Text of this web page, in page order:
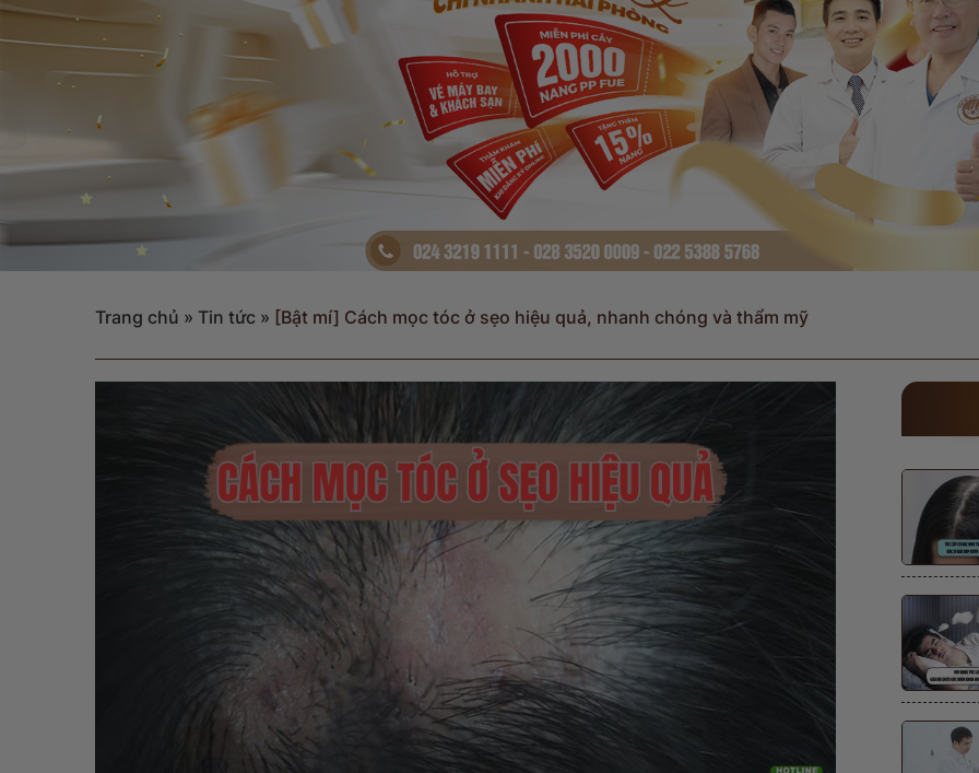
Trang chủ » Tin tức » [Bật mí] Cách mọc tóc ở sẹo hiệu quả, nhanh chóng và thẩm mỹ